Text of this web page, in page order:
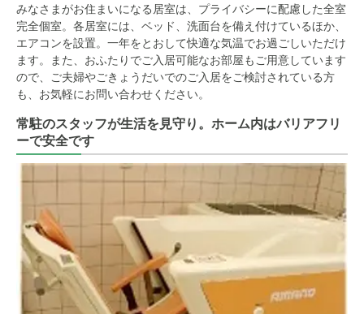
みなさまがお住まいになる居室は、プライバシーに配慮した全室
完全個室。各居室には、ベッド、洗面台を備え付けているほか、
エアコンを設置。一年をとおして快適な気温でお過ごしいただけ
ます。また、おふたりでご入居可能なお部屋もご用意しています
ので、ご夫婦やごきょうだいでのご入居をご検討されている方
も、お気軽にお問い合わせください。
常駐のスタッフが生活を見守り。ホーム内はバリアフリ
ーで安全です